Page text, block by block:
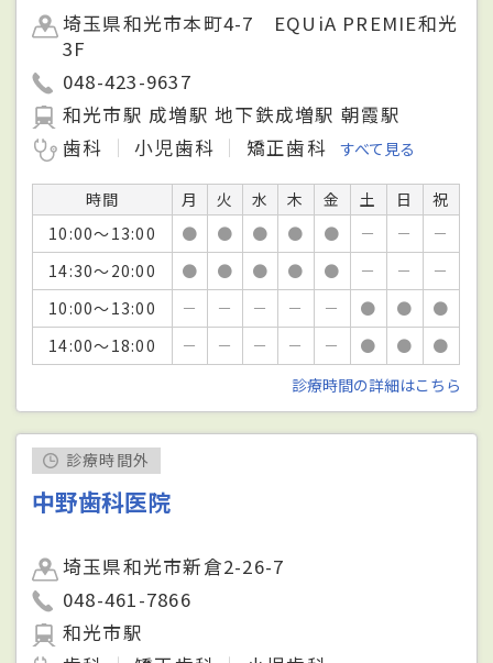
埼玉県和光市本町4-7 EQUiA PREMIE和光
3F
048-423-9637
和光市駅 成増駅 地下鉄成増駅 朝霞駅
歯科
小児歯科 矯正歯科 すべて見る
時間 月 火 水 木 金 土 日
祝
10:00～13:00
● ● ● ● ● － －
－
14:30～20:00
● ● ● ● ● － －
－
10:00～13:00
－ － － － － ● ●
●
14:00～18:00
－ － － － － ● ●
●
診療時間の詳細はこちら
診療時間外
中野歯科医院
埼玉県和光市新倉2-26-7
048-461-7866
和光市駅